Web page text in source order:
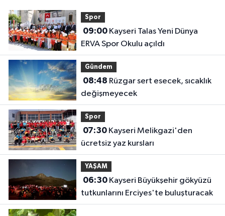
Spor
09:00Kayseri Talas Yeni Dünya
ERVA Spor Okulu açıldı
Gündem
08:48
değişmeyecek
Spor
07:30Kayseri Melikgazi'den
ücretsiz yaz kursları
YAŞAM
06:30Kayseri Büyükşehir gökyüzü
tutkunlarını Erciyes'te buluşturacak